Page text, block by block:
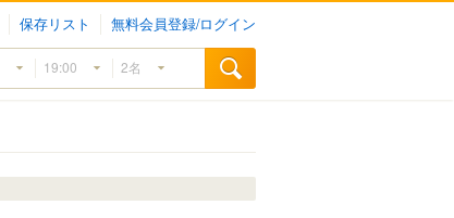
保存リスト 無料会員登録/ログイン